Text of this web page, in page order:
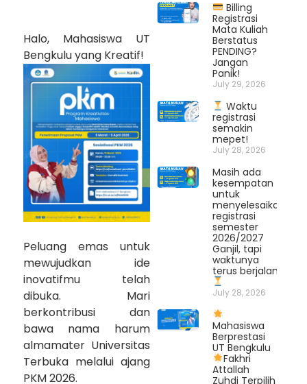
Halo, Mahasiswa UT
Bengkulu yang Kreatif!
Peluang emas untuk
mewujudkan ide
inovatifmu telah
dibuka. Mari
berkontribusi dan
bawa nama harum
almamater Universitas
Terbuka melalui ajang
PKM 2026.
Billing
Registrasi
Mata Kuliah
Berstatus
PENDING?
Jangan
Panik!
July 29, 2026
Waktu
registrasi
semakin
mepet!
July 28, 2026
Masih ada
kesempatan
untuk
menyelesaikan
registrasi
semester
2026/2027
Ganjil, tapi
waktunya
terus berjalan.
July 28, 2026
Mahasiswa
Berprestasi
UT Bengkulu
Fakhri
Attallah
Zuhdi Terpilih